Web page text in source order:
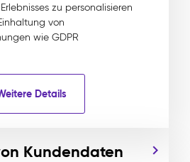
zu personalisieren
von
wie GDPR
Details
Kundendaten